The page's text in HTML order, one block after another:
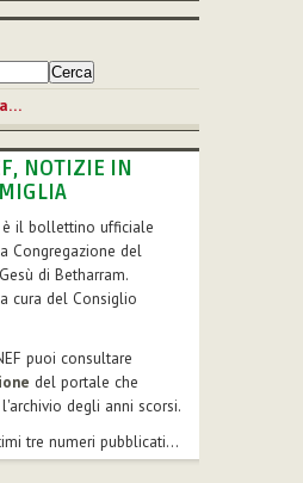
NOTIZIE IN
il bollettino ufficiale
Congregazione del
di Betharram.
cura del Consiglio
puoi consultare
del portale che
degli anni scorsi.
tre numeri pubblicati...